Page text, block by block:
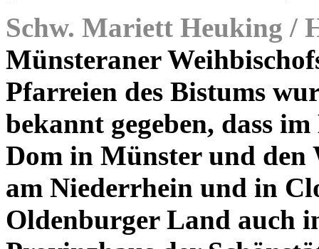
Schw. Mariett Heuking /
Münsteraner
Pfarreien des Bistums
bekannt gegeben, dass
Dom in Münster und
am Niederrhein und in
Oldenburger Land auch